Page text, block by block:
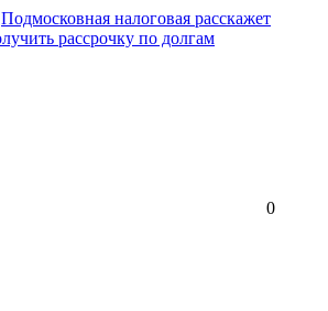
Подмосковная налоговая расскажет
рассрочку по долгам
0